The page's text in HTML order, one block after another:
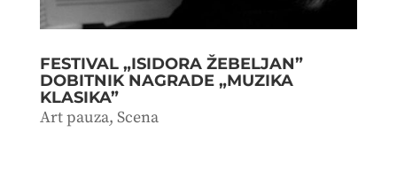
FESTIVAL „ISIDORA ŽEBELJAN”
DOBITNIK NAGRADE „MUZIKA
KLASIKA”
Art pauza, Scena